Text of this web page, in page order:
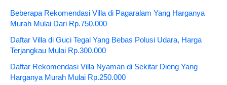
Beberapa Rekomendasi Villa di Pagaralam Yang Harganya
Murah Mulai Dari Rp.750.000
Daftar Villa di Guci Tegal Yang Bebas Polusi Udara, Harga
Terjangkau Mulai Rp.300.000
Daftar Rekomendasi Villa Nyaman di Sekitar Dieng Yang
Harganya Murah Mulai Rp.250.000